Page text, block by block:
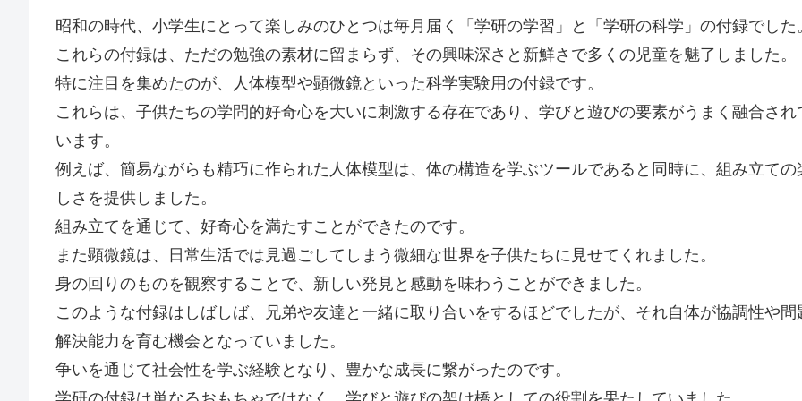
昭和の時代、小学生にとって楽しみのひとつは毎月届く「学研の学習」と「学研の科学」の付録でした
これらの付録は、ただの勉強の素材に留まらず、その興味深さと新鮮さで多くの児童を魅了しました。
特に注目を集めたのが、人体模型や顕微鏡といった科学実験用の付録です。
これらは、子供たちの学問的好奇心を大いに刺激する存在であり、学びと遊びの要素がうまく融合され
います。
例えば、簡易ながらも精巧に作られた人体模型は、体の構造を学ぶツールであると同時に、組み立ての
しさを提供しました。
組み立てを通じて、好奇心を満たすことができたのです。
また顕微鏡は、日常生活では見過ごしてしまう微細な世界を子供たちに見せてくれました。
身の回りのものを観察することで、新しい発見と感動を味わうことができました。
このような付録はしばしば、兄弟や友達と一緒に取り合いをするほどでしたが、それ自体が協調性や問
解決能力を育む機会となっていました。
争いを通じて社会性を学ぶ経験となり、豊かな成長に繋がったのです。